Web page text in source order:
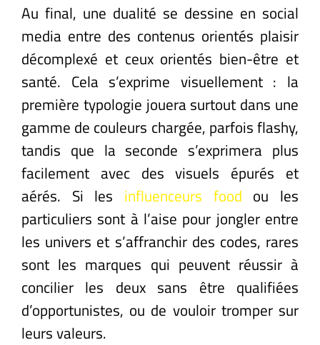
Au final, une dualité se dessine en social
media entre des contenus orientés plaisir
décomplexé et ceux orientés bien-être et
santé. Cela s’exprime visuellement : la
première typologie jouera surtout dans une
gamme de couleurs chargée, parfois flashy,
tandis que la seconde s’exprimera plus
facilement avec des visuels épurés et
aérés. Si les influenceurs food ou les
particuliers sont à l’aise pour jongler entre
les univers et s’affranchir des codes, rares
sont les marques qui peuvent réussir à
concilier les deux sans être qualifiées
d’opportunistes, ou de vouloir tromper sur
leurs valeurs.